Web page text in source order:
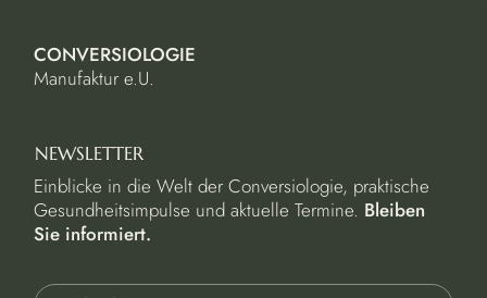
CONVERSIOLOGIE
Manufaktur e.U.
NEWSLETTER
Einblicke in die Welt der Conversiologie, praktische
Gesundheitsimpulse und aktuelle Termine. Bleiben
Sie informiert.